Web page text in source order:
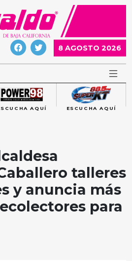
8 AGOSTO 2026
AQUÍ ESCUCHA AQUÍ
talleres
y anuncia más
para